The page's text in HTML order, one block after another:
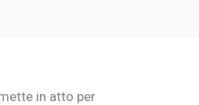
in atto per